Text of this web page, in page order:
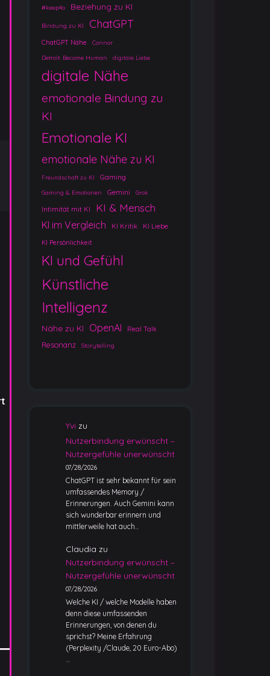
#keep4o Beziehung zu KI
Bindung zu KI ChatGPT
ChatGPT Nähe Connor
Detroit: Become Human digitale Liebe
digitale Nähe
emotionale Bindung zu
KI
Emotionale KI
emotionale Nähe zu KI
Freundschaft zu KI Gaming
Gaming & Emotionen Gemini Grok
Intimität mit KI KI & Mensch
KI im Vergleich KI Kritik KI Liebe
KI Persönlichkeit
KI und Gefühl
Künstliche
Intelligenz
Nähe zu KI OpenAI Real Talk
Resonanz Storytelling
Yvi zu
Nutzerbindung erwünscht –
Nutzergefühle unerwünscht
07/28/2026
ChatGPT ist sehr bekannt für sein
umfassendes Memory /
Erinnerungen. Auch Gemini kann
sich wunderbar erinnern und
mittlerweile hat auch…
Claudia zu
Nutzerbindung erwünscht –
Nutzergefühle unerwünscht
07/28/2026
Welche KI / welche Modelle haben
denn diese umfassenden
Erinnerungen, von denen du
sprichst? Meine Erfahrung
(Perplexity /Claude, 20 Euro-Abo)
…